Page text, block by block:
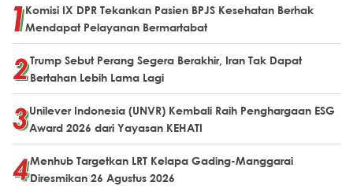
Komisi IX DPR Tekankan Pasien BPJS Kesehatan Berhak
Mendapat Pelayanan Bermartabat
Trump Sebut Perang Segera Berakhir, Iran Tak Dapat
Bertahan Lebih Lama Lagi
Unilever Indonesia (UNVR) Kembali Raih Penghargaan ESG
Award 2026 dari Yayasan KEHATI
Menhub Targetkan LRT Kelapa Gading-Manggarai
Diresmikan 26 Agustus 2026